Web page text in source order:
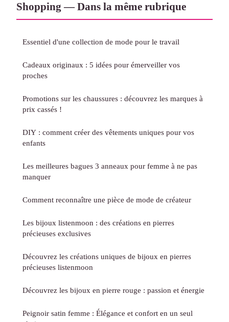
Shopping — Dans la même rubrique
Essentiel d'une collection de mode pour le travail
Cadeaux originaux : 5 idées pour émerveiller vos
proches
Promotions sur les chaussures : découvrez les marques à
prix cassés !
DIY : comment créer des vêtements uniques pour vos
enfants
Les meilleures bagues 3 anneaux pour femme à ne pas
manquer
Comment reconnaître une pièce de mode de créateur
Les bijoux listenmoon : des créations en pierres
précieuses exclusives
Découvrez les créations uniques de bijoux en pierres
précieuses listenmoon
Découvrez les bijoux en pierre rouge : passion et énergie
Peignoir satin femme : Élégance et confort en un seul